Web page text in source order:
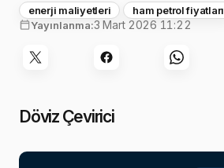
enerji maliyetleri ham petrol fiyatları
Yayınlanma:3 Mart 2026 11:22
Döviz Çevirici